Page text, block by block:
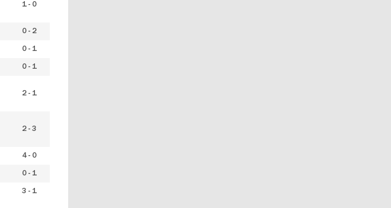
1 - 0
0 - 2
0 - 1
0 - 1
2 - 1
2 - 3
4 - 0
0 - 1
3 - 1